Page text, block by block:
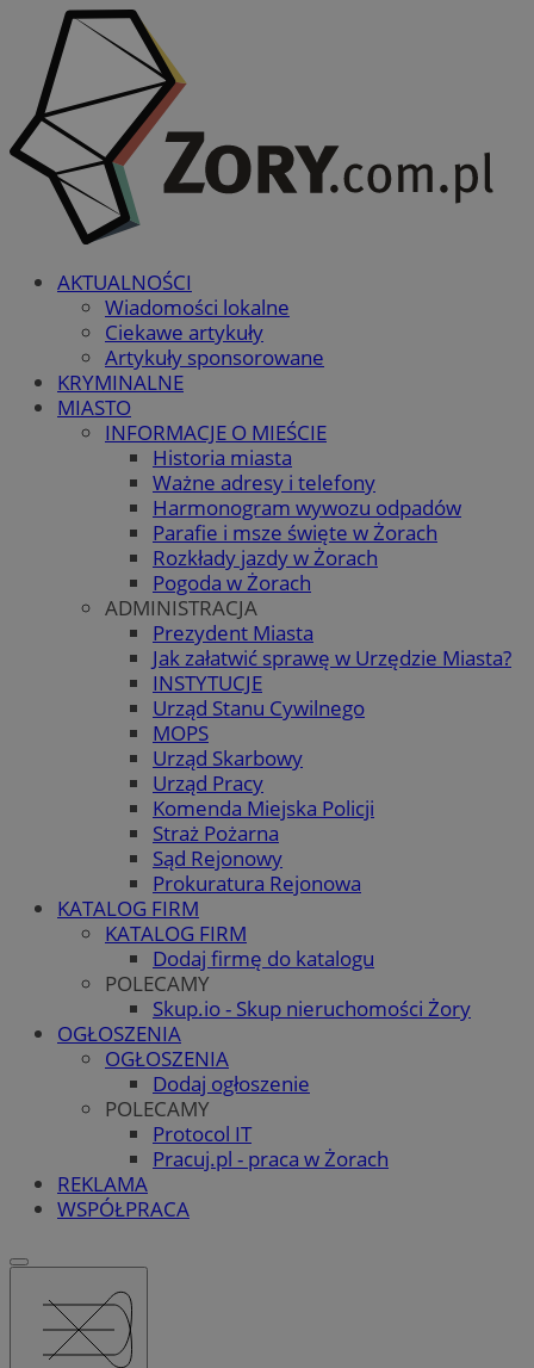
AKTUALNOŚCI
Wiadomości lokalne
Ciekawe artykuły
Artykuły sponsorowane
KRYMINALNE
MIASTO
INFORMACJE O MIEŚCIE
Historia miasta
Ważne adresy i telefony
Harmonogram wywozu odpadów
Parafie i msze święte w Żorach
Rozkłady jazdy w Żorach
Pogoda w Żorach
ADMINISTRACJA
Prezydent Miasta
Jak załatwić sprawę w Urzędzie Miasta?
INSTYTUCJE
Urząd Stanu Cywilnego
MOPS
Urząd Skarbowy
Urząd Pracy
Komenda Miejska Policji
Straż Pożarna
Sąd Rejonowy
Prokuratura Rejonowa
KATALOG FIRM
KATALOG FIRM
Dodaj firmę do katalogu
POLECAMY
Skup.io - Skup nieruchomości Żory
OGŁOSZENIA
OGŁOSZENIA
Dodaj ogłoszenie
POLECAMY
Protocol IT
Pracuj.pl - praca w Żorach
REKLAMA
WSPÓŁPRACA